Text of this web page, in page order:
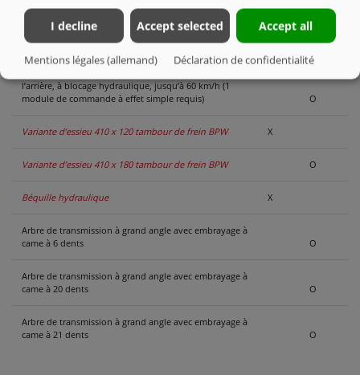
Suspension parabolique châssis Gigant Plus O
2 essieux de freinage, tous deux rigides X
l’arrière, à blocage hydraulique, jusqu’à 60 km/h (1
module de commande à effet simple requis)
O
Variante d’essieu 410 x 120 tambour de frein BPW X
Variante d’essieu 410 x 180 tambour de frein BPW O
Béquille hydraulique X
Arbre de transmission à grand angle avec embrayage à
came à 6 dents
O
Arbre de transmission à grand angle avec embrayage à
came à 20 dents
O
Arbre de transmission à grand angle avec embrayage à
came à 21 dents
O
I decline Accept selected Accept all
Mentions légales (allemand) Déclaration de confidentialité